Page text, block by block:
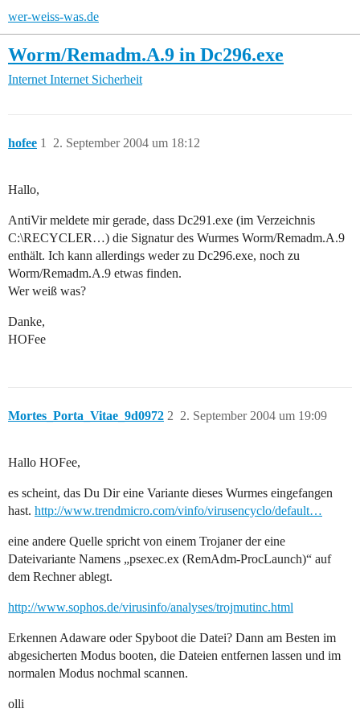
wer-weiss-was.de
Worm/Remadm.A.9 in Dc296.exe
Internet Internet Sicherheit
hofee 2. September 2004 um 18:12
1
Hallo,
AntiVir meldete mir gerade, dass Dc291.exe (im Verzeichnis
C:\RECYCLER…) die Signatur des Wurmes Worm/Remadm.A.9
enthält. Ich kann allerdings weder zu Dc296.exe, noch zu
Worm/Remadm.A.9 etwas finden.
Wer weiß was?
Danke,
HOFee
Mortes_Porta_Vitae_9d0972 2. September 2004 um 19:09
2
Hallo HOFee,
es scheint, das Du Dir eine Variante dieses Wurmes eingefangen
hast. http://www.trendmicro.com/vinfo/virusencyclo/default…
eine andere Quelle spricht von einem Trojaner der eine
Dateivariante Namens „psexec.ex (RemAdm-ProcLaunch)“ auf
dem Rechner ablegt.
http://www.sophos.de/virusinfo/analyses/trojmutinc.html
Erkennen Adaware oder Spyboot die Datei? Dann am Besten im
abgesicherten Modus booten, die Dateien entfernen lassen und im
normalen Modus nochmal scannen.
olli